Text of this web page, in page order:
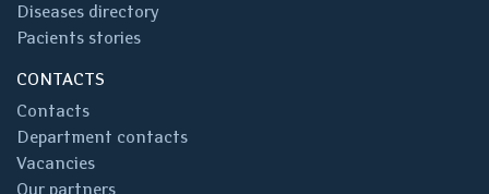
Diseases directory
Pacients stories
CONTACTS
Contacts
Department contacts
Vacancies
Our partners